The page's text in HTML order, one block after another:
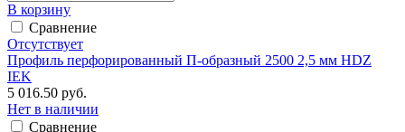
В корзину
Сравнение
Отсутствует
Профиль перфорированный П-образный 2500 2,5 мм HDZ
IEK
5 016.50 руб.
Нет в наличии
Сравнение